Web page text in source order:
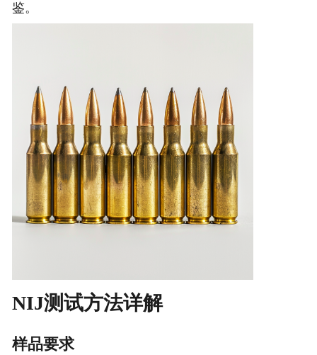
鉴。
NIJ测试方法详解
样品要求